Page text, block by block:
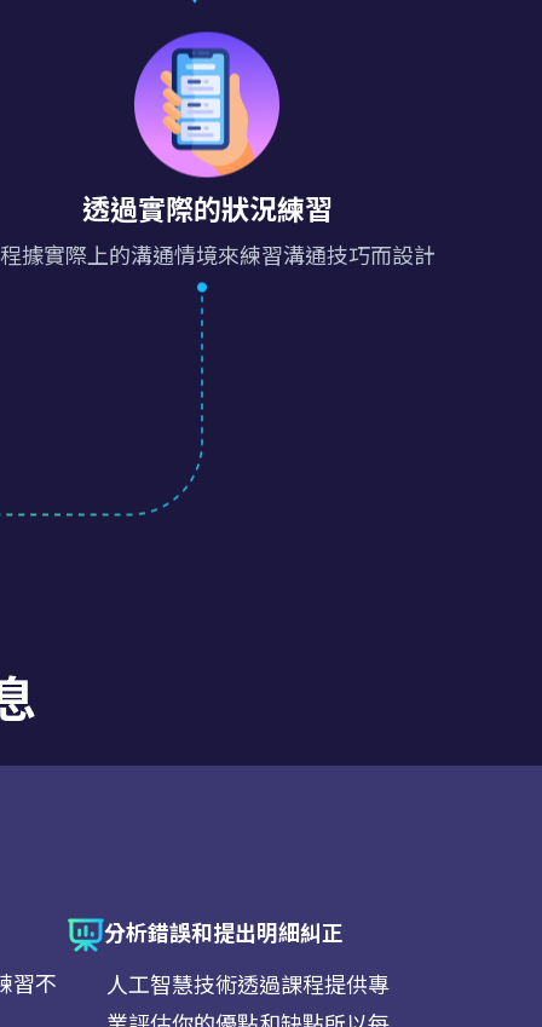
透過實際的狀況練習
據實際上的溝通情境來練習溝通技巧而設計
習不
分析錯誤和提出明細糾正
人工智慧技術透過課程提供專